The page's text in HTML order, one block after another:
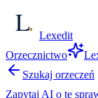
Lexedit
Orzecznictwo
Szukaj orzeczeń
Zapytaj AI o tę